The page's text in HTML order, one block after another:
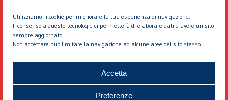
Utilizziamo i cookie per migliorare la tua esperienza di navigazione.
Il consenso a queste tecnologie ci permetterà di elaborare dati e avere un sito
sempre aggiornato.
Non accettare può limitare la navigazione ad alcune aree del sito stesso.
Accetta
Preferenze
© 2026 EDDYBURG